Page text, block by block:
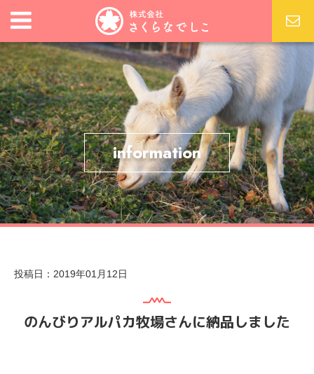
information
投稿日：2019年01月12日
のんびりアルパカ牧場さんに納品しました